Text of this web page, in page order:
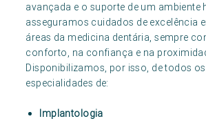
avançada e o suporte de um ambiente
asseguramos cuidados de excelência
áreas da medicina dentária, sempre
conforto, na confiança e na
Disponibilizamos, por isso, de todos
especialidades de:
Implantologia